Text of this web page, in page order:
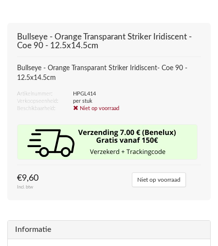
Bullseye - Orange Transparant Striker Iridiscent -
Coe 90 - 12.5x14.5cm
Bullseye - Orange Transparant Striker Iridiscent- Coe 90 -
12.5x14.5cm
Artikelnummer:
HPGL414
Verkoopseenheid:
per stuk
Beschikbaarheid:
Niet op voorraad
€9,60
Incl. btw
Niet op voorraad
Informatie